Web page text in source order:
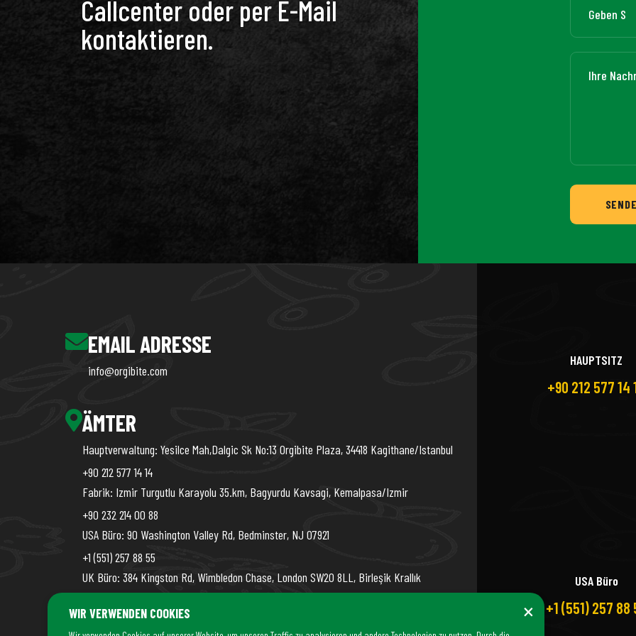
Callcenter oder per E-Mail
kontaktieren.
EMAIL ADRESSE
info@orgibite.com
ÄMTER
Hauptverwaltung: Yesilce Mah,Dalgic Sk No:13 Orgibite Plaza, 34418 Kagithane/Istanbul
+90 212 577 14 14
Fabrik: Izmir Turgutlu Karayolu 35.km, Bagyurdu Kavsagi, Kemalpasa/Izmir
+90 232 214 00 88
USA Büro: 90 Washington Valley Rd, Bedminster, NJ 07921
+1 (551) 257 88 55
UK Büro: 384 Kingston Rd, Wimbledon Chase, London SW20 8LL, Birleşik Krallık
HAUPTSITZ
+90 212 577 14
USA Büro
+1 (551) 257 88
×
WIR VERWENDEN COOKIES